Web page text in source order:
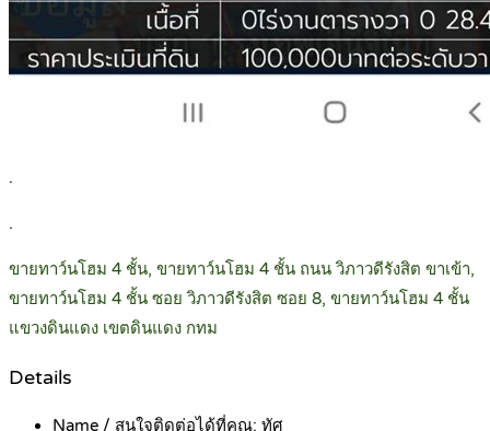
.
.
ขายทาว์นโฮม 4 ชั้น, ขายทาว์นโฮม 4 ชั้น ถนน วิภาวดีรังสิต ขาเข้า,
ขายทาว์นโฮม 4 ชั้น ซอย วิภาวดีรังสิต ซอย 8, ขายทาว์นโฮม 4 ชั้น
แขวงดินแดง เขตดินแดง กทม
Details
Name / สนใจติดต่อได้ที่คุณ: ทัศ